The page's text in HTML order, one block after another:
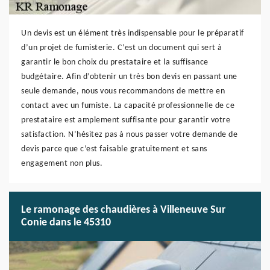
Un devis est un élément très indispensable pour le préparatif
d’un projet de fumisterie. C’est un document qui sert à
garantir le bon choix du prestataire et la suffisance
budgétaire. Afin d’obtenir un très bon devis en passant une
seule demande, nous vous recommandons de mettre en
contact avec un fumiste. La capacité professionnelle de ce
prestataire est amplement suffisante pour garantir votre
satisfaction. N’hésitez pas à nous passer votre demande de
devis parce que c’est faisable gratuitement et sans
engagement non plus.
Le ramonage des chaudières à Villeneuve Sur
Conie dans le 45310